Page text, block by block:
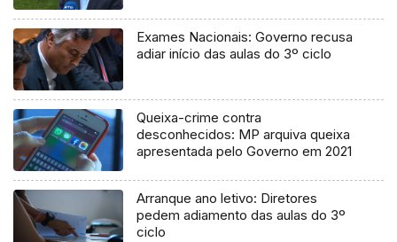
Exames Nacionais: Governo recusa
adiar início das aulas do 3º ciclo
Queixa-crime contra
desconhecidos: MP arquiva queixa
apresentada pelo Governo em 2021
Arranque ano letivo: Diretores
pedem adiamento das aulas do 3º
ciclo